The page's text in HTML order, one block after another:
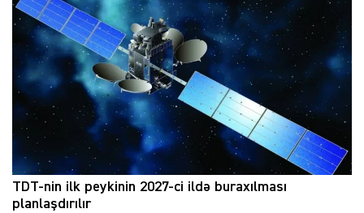
TDT-nin ilk peykinin 2027-ci ildə buraxılması
planlaşdırılır